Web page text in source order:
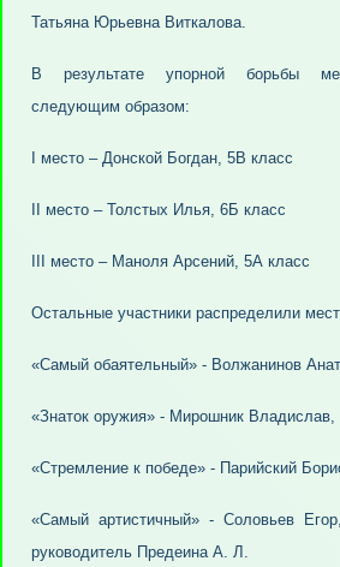
Татьяна Юрьевна Виткалова.
В результате упорной борьбы
следующим образом:
I место – Донской Богдан, 5В класс
II место – Толстых Илья, 6Б класс
III место – Маноля Арсений, 5А класс
Остальные участники распределили
«Самый обаятельный» - Волжанинов
«Знаток оружия» - Мирошник Владислав,
«Стремление к победе» - Парийский
«Самый артистичный» - Соловьев
руководитель Предеина А. Л.